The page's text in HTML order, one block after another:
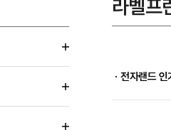
라벨프
ㆍ전자랜드 인